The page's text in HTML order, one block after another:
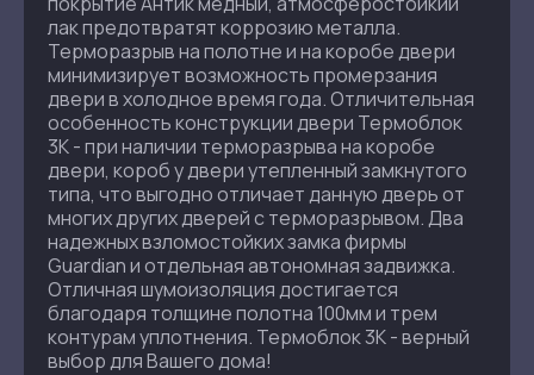
лак предотвратят коррозию металла.
Терморазрыв на полотне и на коробе двери
минимизирует возможность промерзания
двери в холодное время года. Отличительная
особенность конструкции двери Термоблок
3К - при наличии терморазрыва на коробе
двери, короб у двери утепленный замкнутого
типа, что выгодно отличает данную дверь от
многих других дверей с терморазрывом. Два
надежных взломостойких замка фирмы
Guardian и отдельная автономная задвижка.
Отличная шумоизоляция достигается
благодаря толщине полотна 100мм и трем
контурам уплотнения. Термоблок 3К - верный
выбор для Вашего дома!